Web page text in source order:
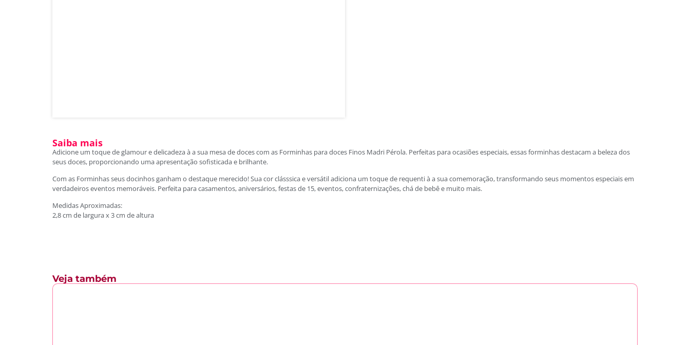
Saiba mais
Adicione um toque de glamour e delicadeza à a sua mesa de doces com as Forminhas para doces Finos Madri Pérola. Perfeitas para ocasiões especiais, essas forminhas destacam a beleza dos
seus doces, proporcionando uma apresentação sofisticada e brilhante.
Com as Forminhas seus docinhos ganham o destaque merecido! Sua cor clásssica e versátil adiciona um toque de requenti à a sua comemoração, transformando seus momentos especiais em
verdadeiros eventos memoráveis. Perfeita para casamentos, aniversários, festas de 15, eventos, confraternizações, chá de bebê e muito mais.
Medidas Aproximadas:
2,8 cm de largura x 3 cm de altura
Veja também